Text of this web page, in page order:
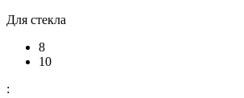
Для стекла
8
10
: